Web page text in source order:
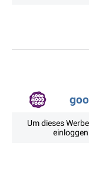
Um dieses